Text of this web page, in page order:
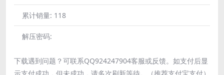
累计销量: 118
解压密码:
下载遇到问题？可联系QQ924247904客服或反馈。如支付后显